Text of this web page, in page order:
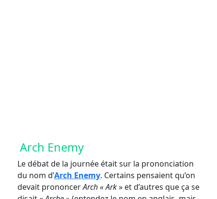
Arch Enemy
Le débat de la journée était sur la prononciation
du nom d’Arch Enemy. Certains pensaient qu’on
devait prononcerArch « Ark» et d’autres que ça se